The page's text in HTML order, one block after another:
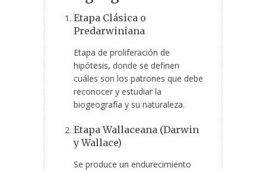
Etapa Clásica o
Predarwiniana
Etapa de proliferación de
hipótesis, donde se definen
cuáles son los patrones que debe
reconocer y estudiar la
biogeografía y su naturaleza.
Etapa Wallaceana (Darwin
y Wallace)
Se produce un endurecimiento